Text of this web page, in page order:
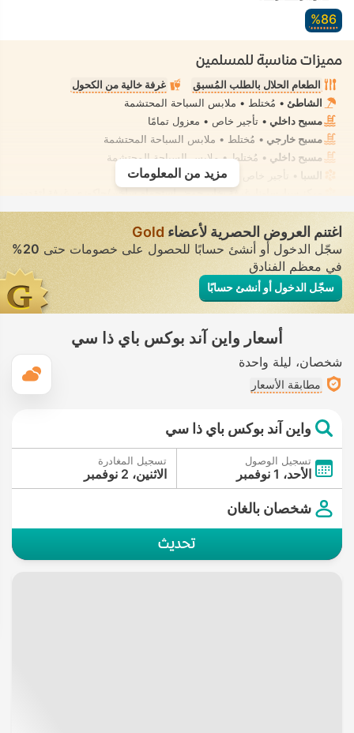
86‏%
مميزات مناسبة للمسلمين
الطعام الحلال بالطلب المُسبق
غرفة خالية من الكحول
الشاطئ • مُختلط • ملابس السباحة المحتشمة
مسبح داخلي • تأجير خاص • معزول تمامًا
مسبح خارجي • مُختلط • ملابس السباحة المحتشمة
مسبح داخلي • مُختلط • ملابس السباحة المحتشمة
السبا
• تأجير خاص • معزول تمامًا
بيديه تقليدي (مستقل)
• في جميع الغرف
مزيد من المعلومات
اغتنم العروض الحصرية لأعضاء Gold
سجّل الدخول أو أنشئ حسابًا للحصول على خصومات حتى20%
في معظم الفنادق
سجّل الدخول أو أنشئ حسابًا
أسعار واين آند بوكس باي ذا سي
شخصان ليلة واحدة
مطابقة الأسعار
واين آند بوكس باي ذا سي
تسجيل الوصول
الأحد، 1 نوفمبر
تسجيل المغادرة
الاثنين، 2 نوفمبر
شخصان بالغان
تحديث